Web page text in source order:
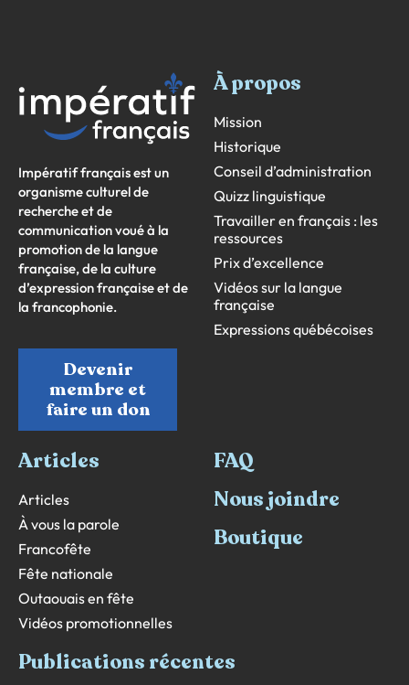
Impératif français est un
organisme culturel de
recherche et de
communication voué à la
promotion de la langue
française, de la culture
d’expression française et de
la francophonie.
Devenir
membre et
faire un don
À propos
Mission
Historique
Conseil d’administration
Quizz linguistique
Travailler en français : les
ressources
Prix d’excellence
Vidéos sur la langue
française
Expressions québécoises
Articles
Articles
À vous la parole
Francofête
Fête nationale
Outaouais en fête
Vidéos promotionnelles
FAQ
Nous joindre
Boutique
Publications récentes